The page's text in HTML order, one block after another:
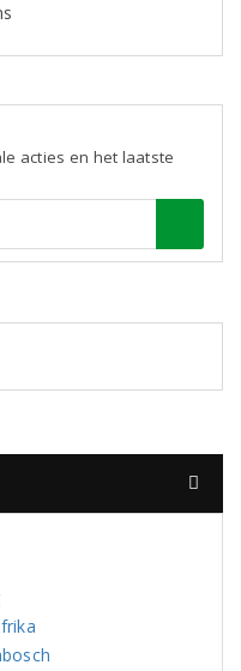
acties en het laatste